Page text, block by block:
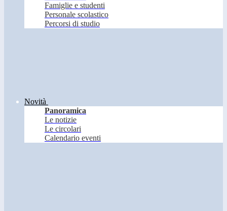
Famiglie e studenti
Personale scolastico
Percorsi di studio
Novità
Panoramica
Le notizie
Le circolari
Calendario eventi